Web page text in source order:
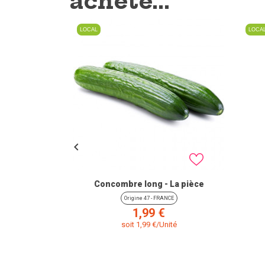
LOCAL
Concombre long - La pièce
Origine 47 - FRANCE
Prix
1,99 €
soit 1,99 €/Unité
